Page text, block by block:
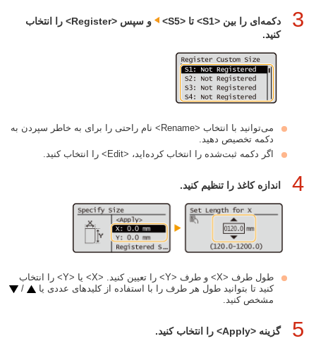
3 دکمه‌ای را بین <S1> تا <S5>‏
و سپس <Register> را انتخاب
کنید.
می‌توانید با انتخاب <Rename> نام راحتی را برای به خاطر سپردن به
دکمه تخصیص دهید.
اگر دکمه ثبت‌شده را انتخاب کرده‌اید، <Edit> را انتخاب کنید.
4 اندازه کاغذ را تنظیم کنید.
طول طرف <X> و طرف <Y> را تعیین کنید. <X> یا <Y> را انتخاب
کنید تا بتوانید طول هر طرف را با استفاده از کلیدهای عددی یا
/
مشخص کنید.
5 گزینه <Apply> را انتخاب کنید.